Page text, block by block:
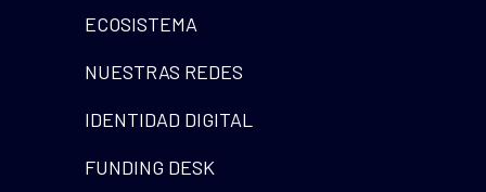
ECOSISTEMA
NUESTRAS REDES
IDENTIDAD DIGITAL
FUNDING DESK